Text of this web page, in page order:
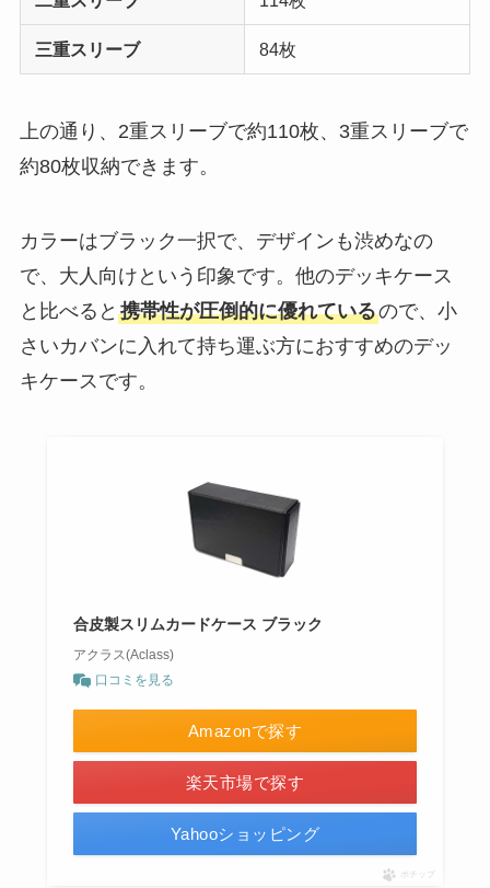
三重スリーブ 84枚
上の通り、2重スリーブで約110枚、3重スリーブで
約80枚収納できます。
カラーはブラック一択で、デザインも渋めなの
で、大人向けという印象です。他のデッキケース
と比べると 携帯性が圧倒的に優れているので、小
さいカバンに入れて持ち運ぶ方におすすめのデッ
キケースです。
合皮製スリムカードケース ブラック
アクラス(Aclass)
口コミを見る
Amazonで探す
楽天市場で探す
Yahooショッピング
ポチップ